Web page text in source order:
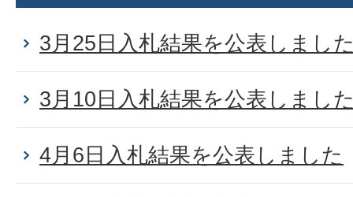
3月25日入札結果を公表しまし
3月10日入札結果を公表しまし
4月6日入札結果を公表しました